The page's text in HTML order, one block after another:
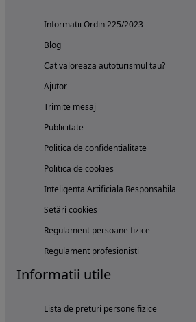
Informatii Ordin 225/2023
Blog
Cat valoreaza autoturismul tau?
Ajutor
Trimite mesaj
Publicitate
Politica de confidentialitate
Politica de cookies
Inteligenta Artificiala Responsabila
Setări cookies
Regulament persoane fizice
Regulament profesionisti
Informatii utile
Lista de preturi persone fizice